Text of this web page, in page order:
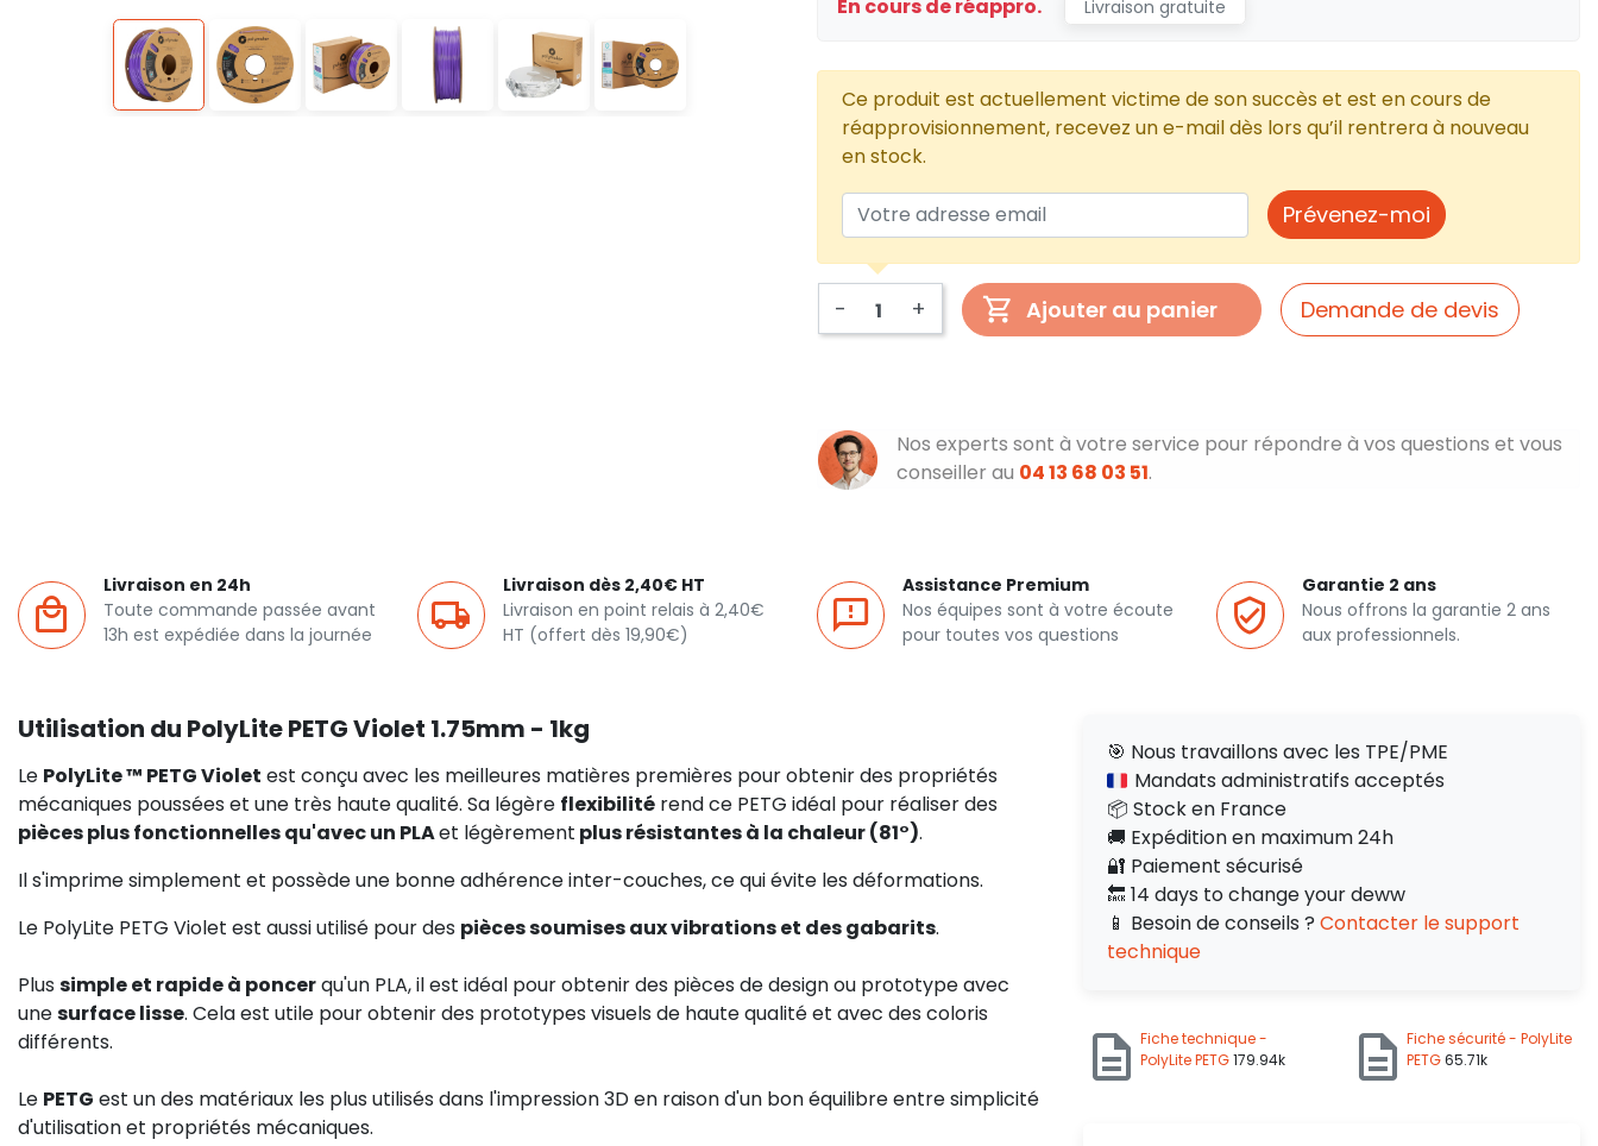
En cours de réappro. Livraison gratuite
Ce produit est actuellement victime de son succès et est en cours de
réapprovisionnement, recevez un e-mail dès lors qu’il rentrera à nouveau
en stock.
Prévenez-moi
- + Ajouter au panier Demande de devis
Nos experts sont à votre service pour répondre à vos questions et vous
conseiller au 04 13 68 03 51.
Livraison en 24h
Toute commande passée avant
13h est expédiée dans la journée
Livraison dès 2,40€ HT
Livraison en point relais à 2,40€
HT (offert dès 19,90€)
Assistance Premium
Nos équipes sont à votre écoute
pour toutes vos questions
Garantie 2 ans
Nous offrons la garantie 2 ans
aux professionnels.
Utilisation du PolyLite PETG Violet 1.75mm - 1kg
Le PolyLite ™ PETG Violet est conçu avec les meilleures matières premières pour obtenir des propriétés
mécaniques poussées et une très haute qualité. Sa légère flexibilité rend ce PETG idéal pour réaliser des
pièces plus fonctionnelles qu'avec un PLAet légèrement plus résistantes à la chaleur (81°).
Il s'imprime simplement et possède une bonne adhérence inter-couches, ce qui évite les déformations.
Le PolyLite PETG Violet est aussi utilisé pour des pièces soumises aux vibrations et des gabarits.
Plus simple et rapide à poncerqu'un PLA, il est idéal pour obtenir des pièces de design ou prototype avec
unesurface lisse. Cela est utile pour obtenir des prototypes visuels de haute qualité et avec des coloris
différents.
Le PETG est un des matériaux les plus utilisés dans l'impression 3D en raison d'un bon équilibre entre simplicité
d'utilisation et propriétés mécaniques.
🎯 Nous travaillons avec les TPE/PME
Mandats administratifs acceptés
📦 Stock en France
🚚 Expédition en maximum 24h
🔐 Paiement sécurisé
🔙 14 days to change your deww
📱 Besoin de conseils ? Contacter le support
technique
Fiche technique -
PolyLite PETG179.94k
Fiche sécurité - PolyLite
PETG65.71k